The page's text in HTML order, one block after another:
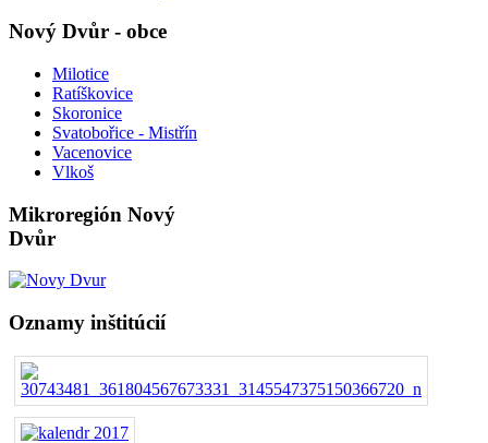
Nový Dvůr - obce
Milotice
Ratíškovice
Skoronice
Svatobořice - Mistřín
Vacenovice
Vlkoš
Mikroregión Nový
Dvůr
Oznamy inštitúcií